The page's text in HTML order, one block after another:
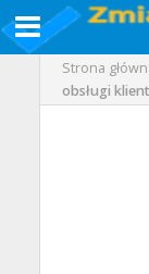
Strona
obsługi